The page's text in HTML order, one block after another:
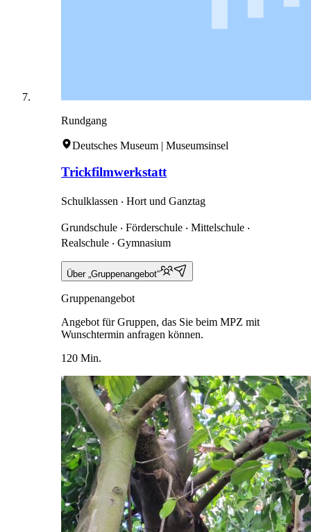
Rundgang
Deutsches Museum | Museumsinsel
Trickfilmwerkstatt
Schulklassen ‧ Hort und Ganztag
Grundschule ‧ Förderschule ‧ Mittelschule ‧
Realschule ‧ Gymnasium
Über „Gruppenangebot“
Gruppenangebot
Angebot für Gruppen, das Sie beim MPZ mit
Wunschtermin anfragen können.
120 Min.